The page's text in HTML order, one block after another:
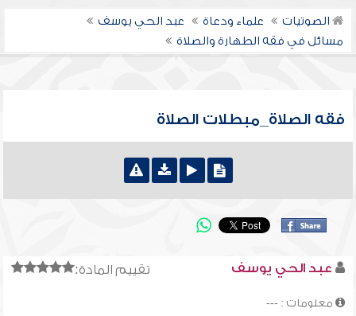
الصوتيات علماء ودعاة
عبد الحي يوسف
مسائل في فقه الطهارة والصلاة
فقه الصلاة_مبطلات الصلاة
تقييم المادة: عبد الحي يوسف
معلومات : ---